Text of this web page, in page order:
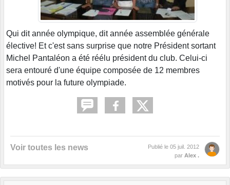
Qui dit année olympique, dit année assemblée générale
élective! Et c'est sans surprise que notre Président sortant
Michel Pantaléon a été réélu président du club. Celui-ci
sera entouré d'une équipe composée de 12 membres
motivés pour la future olympiade.
Voir toutes les news Publié le 05 juil. 2012
par Alex .